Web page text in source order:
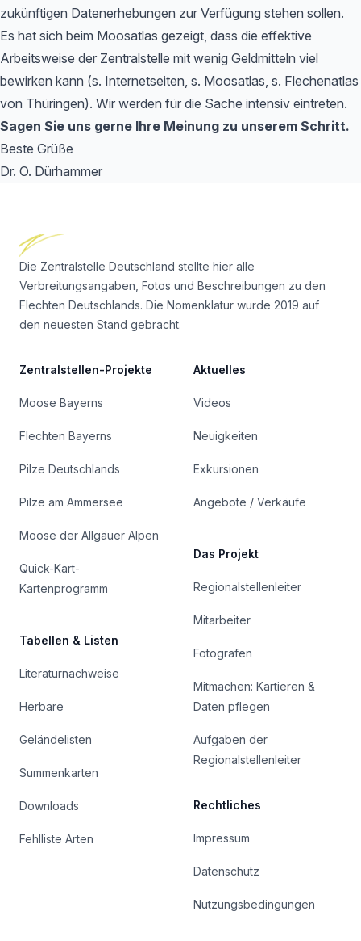
zukünftigen Datenerhebungen zur Verfügung stehen sollen.
Es hat sich beim Moosatlas gezeigt, dass die effektive
Arbeitsweise der Zentralstelle mit wenig Geldmitteln viel
bewirken kann (s. Internetseiten, s. Moosatlas, s. Flechenatlas
von Thüringen). Wir werden für die Sache intensiv eintreten.
Sagen Sie uns gerne Ihre Meinung zu unserem Schritt.
Beste Grüße
Dr. O. Dürhammer
Die Zentralstelle Deutschland stellte hier alle
Verbreitungsangaben, Fotos und Beschreibungen zu den
Flechten Deutschlands. Die Nomenklatur wurde 2019 auf
den neuesten Stand gebracht.
Zentralstellen-Projekte
Moose Bayerns
Flechten Bayerns
Pilze Deutschlands
Pilze am Ammersee
Moose der Allgäuer Alpen
Quick-Kart-
Kartenprogramm
Tabellen & Listen
Literaturnachweise
Herbare
Geländelisten
Summenkarten
Downloads
Fehlliste Arten
Aktuelles
Videos
Neuigkeiten
Exkursionen
Angebote / Verkäufe
Das Projekt
Regionalstellenleiter
Mitarbeiter
Fotografen
Mitmachen: Kartieren &
Daten pflegen
Aufgaben der
Regionalstellenleiter
Rechtliches
Impressum
Datenschutz
Nutzungsbedingungen